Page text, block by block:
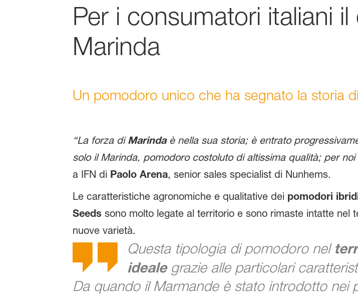
Per i consumatori italiani
Marinda
Un pomodoro unico che ha segnato la storia
“La forza di Marindaè nella sua storia; è entrato
solo il Marinda, pomodoro costoluto di altissima qualità; per
a IFN di Paolo Arena, senior sales specialist di Nunhems.
Le caratteristiche agronomiche e qualitative dei pomodori
Seeds sono molto legate al territorio e sono rimaste intatte
nuove varietà.
Questa tipologia di pomodoro nel
idealegrazie alle particolari
Da quando il Marmande è stato introdotto nei